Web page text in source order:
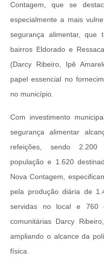
Contagem, que se
especialmente a mais
segurança alimentar, que
bairros Eldorado e
(Darcy Ribeiro, Ipê
papel essencial no
no município.
Com investimento
segurança alimentar
refeições, sendo 2.200
população e 1.620
Nova Contagem,
pela produção diária de
servidas no local e 760
comunitárias Darcy
ampliando o alcance da
física.